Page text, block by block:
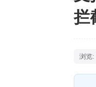
拦
浏览: